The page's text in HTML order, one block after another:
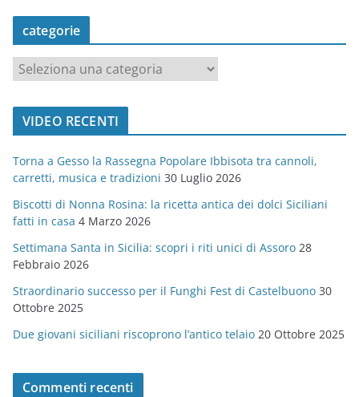
categorie
a
t
o
r
i
e
VIDEO RECENTI
Torna a Gesso la Rassegna Popolare Ibbisota tra cannoli,
carretti, musica e tradizioni 30 Luglio 2026
Biscotti di Nonna Rosina: la ricetta antica dei dolci Siciliani
fatti in casa 4 Marzo 2026
Settimana Santa in Sicilia: scopri i riti unici di Assoro 28
Febbraio 2026
Straordinario successo per il Funghi Fest di Castelbuono 30
Ottobre 2025
Due giovani siciliani riscoprono l’antico telaio 20 Ottobre 2025
Commenti recenti